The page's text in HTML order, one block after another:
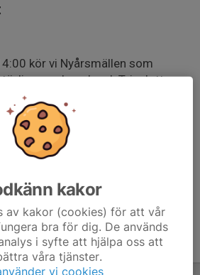
kör vi Nyårsmällen som
med poolspel. Trisslotter
att inviga nya året med lite
kakor
av kakor (cookies) för att vår
bra för dig. De används
i syfte att hjälpa oss att
våra tjänster.
vi cookies